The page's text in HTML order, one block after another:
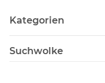
Kategorien
Suchwolke